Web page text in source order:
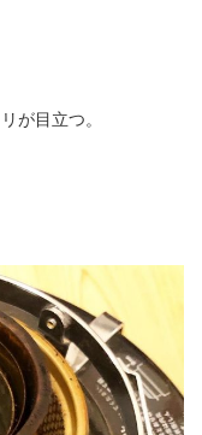
が目立つ。